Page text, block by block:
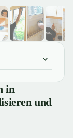
gesucht:
in
und